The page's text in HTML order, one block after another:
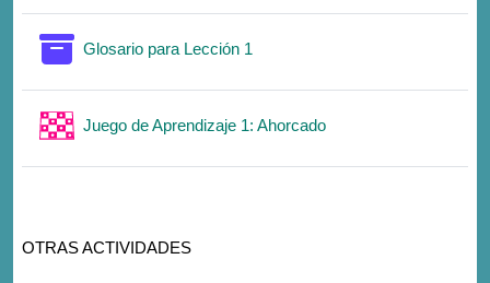
Glosario para Lección 1
Juego de Aprendizaje 1: AhorcadoGame
OTRAS ACTIVIDADES